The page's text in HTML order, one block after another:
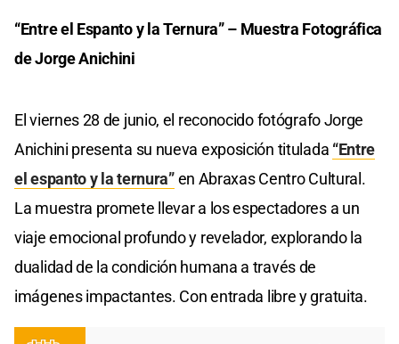
“Entre el Espanto y la Ternura” – Muestra Fotográfica
de Jorge Anichini
El viernes 28 de junio, el reconocido fotógrafo Jorge
Anichini presenta su nueva exposición titulada “Entre
el espanto y la ternura”en Abraxas Centro Cultural.
La muestra promete llevar a los espectadores a un
viaje emocional profundo y revelador, explorando la
dualidad de la condición humana a través de
imágenes impactantes. Con entrada libre y gratuita.